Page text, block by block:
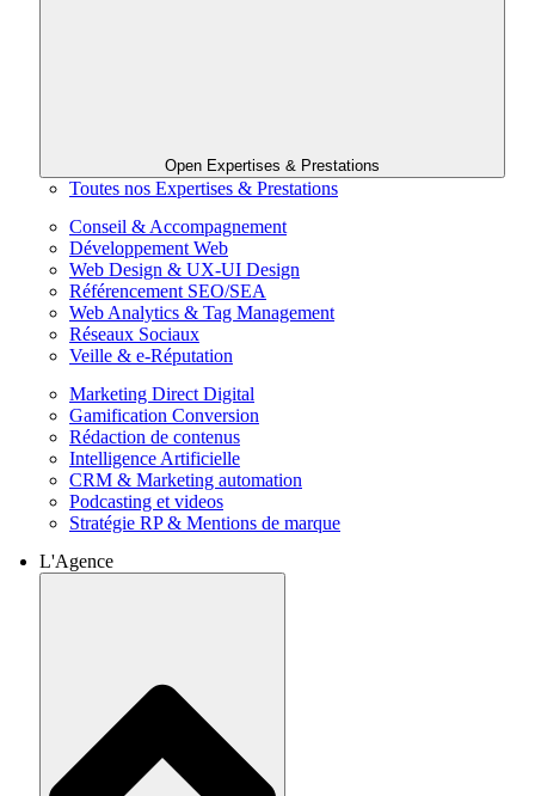
Open Expertises & Prestations
Toutes nos Expertises & Prestations
Conseil & Accompagnement
Développement Web
Web Design & UX-UI Design
Référencement SEO/SEA
Web Analytics & Tag Management
Réseaux Sociaux
Veille & e-Réputation
Marketing Direct Digital
Gamification Conversion
Rédaction de contenus
Intelligence Artificielle
CRM & Marketing automation
Podcasting et videos
Stratégie RP & Mentions de marque
L'Agence